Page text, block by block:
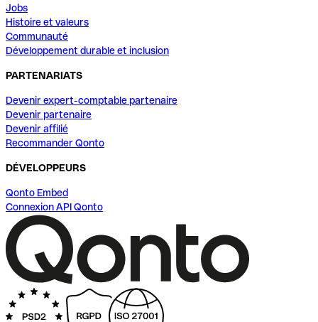
Jobs
Histoire et valeurs
Communauté
Développement durable et inclusion
PARTENARIATS
Devenir expert-comptable partenaire
Devenir partenaire
Devenir affilié
Recommander Qonto
DÉVELOPPEURS
Qonto Embed
Connexion API Qonto